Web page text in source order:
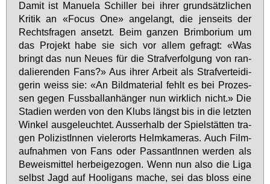
Da­mit ist Ma­nue­la Schil­ler bei ih­rer grund­sätz­li­chen
Kri­tik an «Fo­cus One» an­ge­langt, die jen­seits der
Rechts­fra­gen an­setzt. Beim gan­zen Brim­bo­ri­um um
das Pro­jekt ha­be sie sich vor al­lem ge­fragt: «Was
bringt das nun Neu­es für die Straf­ver­fol­gung von ran­
da­lie­ren­den Fans?» Aus ih­rer Ar­beit als Straf­ver­tei­di­
ge­rin weiss sie: «An Bild­ma­te­ri­al fehlt es bei Pro­zes­
sen ge­gen Fuss­ball­an­hän­ger nun wirk­lich nicht.» Die
Sta­di­en wer­den von den Klubs längst bis in die letz­ten
Win­kel aus­ge­leuch­tet. Aus­ser­halb der Spiel­stät­ten tra­
gen Po­li­zis­tIn­nen vie­ler­orts Helm­ka­me­ras. Auch Film­
auf­nah­men von Fans oder Pas­san­tIn­nen wer­den als
Be­weis­mit­tel her­bei­ge­zo­gen. Wenn nun al­so die Li­ga
selbst Jagd auf Hoo­li­gans ma­che, sei das bloss ei­ne